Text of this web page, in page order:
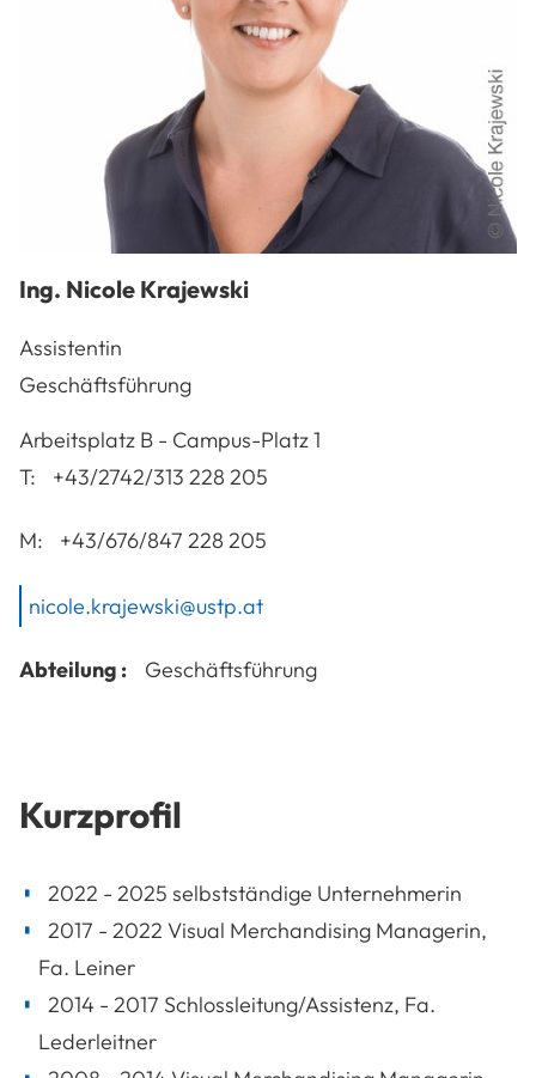
Ing. Nicole Krajewski
Assistentin
Geschäftsführung
Arbeitsplatz B - Campus-Platz 1
T:
+43/2742/313 228 205
M: +43/676/847 228 205
nicole.krajewski@ustp.at
Abteilung : Geschäftsführung
Kurzprofil
2022 - 2025 selbstständige Unternehmerin
2017 - 2022 Visual Merchandising Managerin,
Fa. Leiner
2014 - 2017 Schlossleitung/Assistenz, Fa.
Lederleitner